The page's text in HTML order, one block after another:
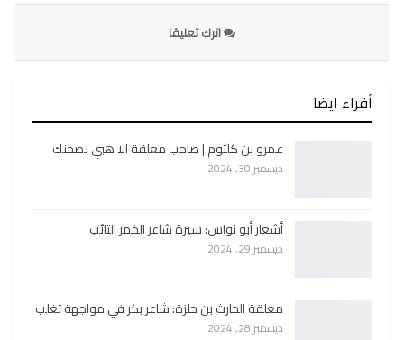
اترك تعليقا
أقراء ايضا
عمرو بن كلثوم | صاحب معلقة الا هبي بصحنك
ديسمبر 30, 2024
أشعار أبو نواس: سيرة شاعر الخمر التائب
ديسمبر 29, 2024
معلقة الحارث بن حلزة: شاعر بكر في مواجهة تغلب
ديسمبر 28, 2024